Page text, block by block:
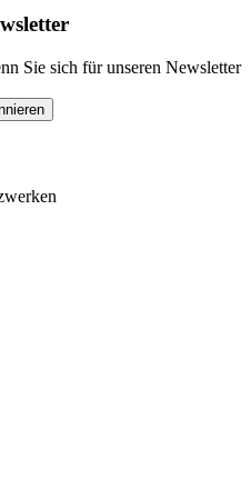
Sie sich für unseren Newsletter